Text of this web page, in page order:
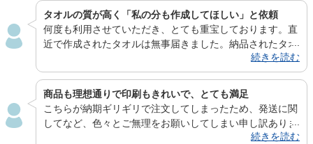
ォロー力どれを取っても満点です。安心してお願いできる
ので、機会があれば今後も利用させていただきたいと思い
ます。
タオルの質が高く「私の分も作成してほしい」と依頼
何度も利用させていただき、とても重宝しております。直
近で作成されたタオルは無事届きました。納品されたタオ
ルも質が高く、好評の声をいただいており、今回注文した
タオルは以前作っていただいた物を見た友人から、「私の
分も作成してほしい」と依頼があり、注文いたしました。
作成いただいているタオルはライブ等で利用させていただ
いております。 今度、屋外でのライブや冬場のライブに
備えて、フード付き厚手のタオルを作成しようと考えてお
続きを読む
商品も理想通りで印刷もきれいで、とても満足
こちらが納期ギリギリで注文してしまったため、発送に関
してなど、色々とご無理をお願いしてしまい申し訳ありま
せんでした。丁寧にご対応いただきありがとうございまし
続きを読む